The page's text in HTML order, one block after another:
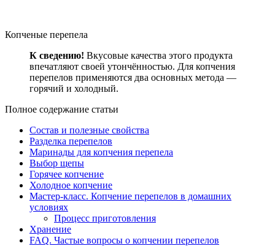
Копченые перепела
К сведению! Вкусовые качества этого продукта
впечатляют своей утончённостью. Для копчения
перепелов применяются два основных метода —
горячий и холодный.
Полное содержание статьи
Состав и полезные свойства
Разделка перепелов
Маринады для копчения перепела
Выбор щепы
Горячее копчение
Холодное копчение
Мастер-класс. Копчение перепелов в домашних
условиях
Процесс приготовления
Хранение
FAQ. Частые вопросы о копчении перепелов